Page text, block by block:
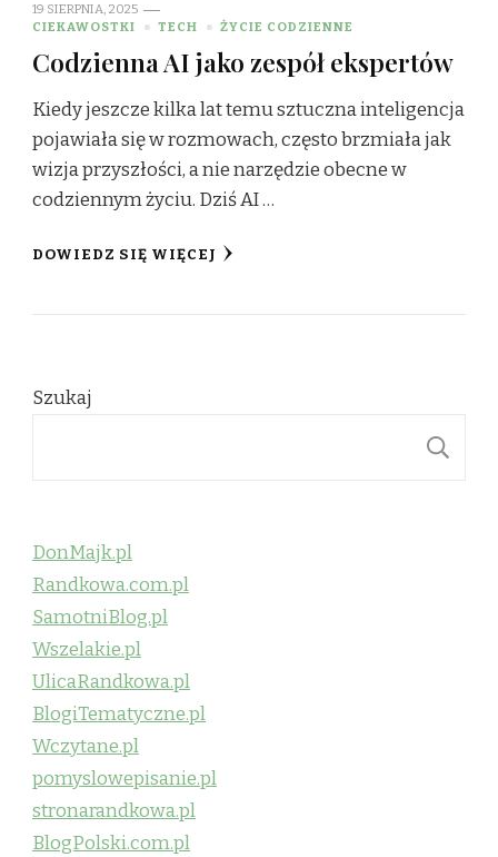
19 SIERPNIA, 2025
CIEKAWOSTKI
TECH ŻYCIE CODZIENNE
Codzienna AI jako zespół ekspertów
Kiedy jeszcze kilka lat temu sztuczna inteligencja
pojawiała się w rozmowach, często brzmiała jak
wizja przyszłości, a nie narzędzie obecne w
codziennym życiu. Dziś AI …
DOWIEDZ SIĘ WIĘCEJ
Szukaj
DonMajk.pl
Randkowa.com.pl
SamotniBlog.pl
Wszelakie.pl
UlicaRandkowa.pl
BlogiTematyczne.pl
Wczytane.pl
pomyslowepisanie.pl
stronarandkowa.pl
BlogPolski.com.pl